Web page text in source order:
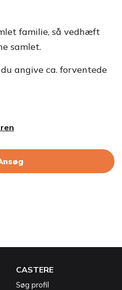
familie, så vedhæft
samlet.
angive ca. forventede
CASTERE
Søg profil